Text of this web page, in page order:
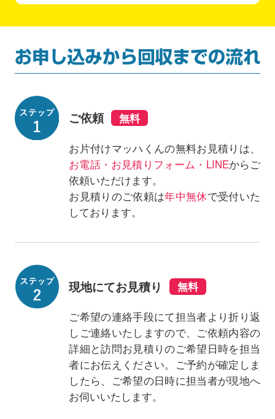
ご依頼
お片付けマッハくんの無料お見積りは、
お電話・お見積りフォーム・LINEからご
依頼いただけます。
お見積りのご依頼は年中無休で受付いた
しております。
現地にてお見積り
ご希望の連絡手段にて担当者より折り返
しご連絡いたしますので、ご依頼内容の
詳細と訪問お見積りのご希望日時を担当
者にお伝えください。ご予約が確定しま
したら、ご希望の日時に担当者が現地へ
お伺いいたします。